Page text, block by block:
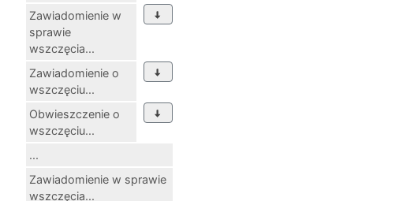
Zawiadomienie w
sprawie
wszczęcia...
Zawiadomienie o
wszczęciu...
Obwieszczenie o
wszczęciu...
...
Zawiadomienie w sprawie
wszczęcia...